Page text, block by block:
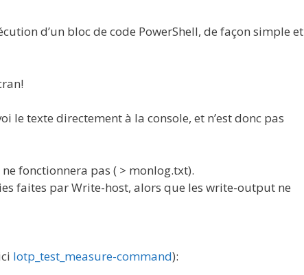
d’un bloc de code PowerShell, de façon simple et
texte directement à la console, et n’est donc pas
fonctionnera pas ( > monlog.txt).
faites par Write-host, alors que les write-output ne
lotp_test_measure-command):